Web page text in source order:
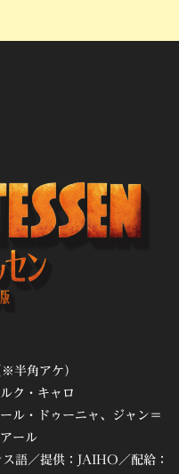
半角アケ）
ク・キャロ
ル・ドゥーニャ、ジャン＝
ール
語／提供：JAIHO／配給：